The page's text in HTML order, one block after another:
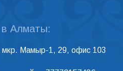
в Алматы:
Мамыр-1, 29, офис 103